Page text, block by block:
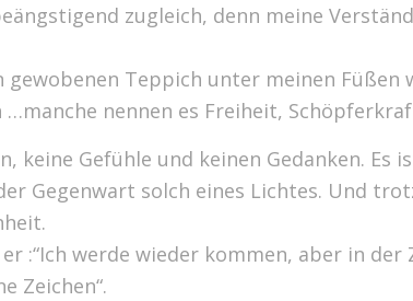
zugleich, denn meine
gewobenen Teppich unter meinen
nennen es Freiheit,
keine Gefühle und keinen Gedanken. Es
Gegenwart solch eines Lichtes. Und
:“Ich werde wieder kommen, aber in
Zeichen“.